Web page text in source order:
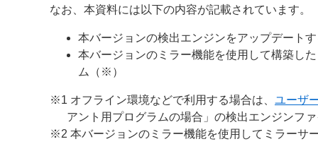
なお、本資料には以下の内容が記載されています。
本バージョンの検出エンジンをアップデート
本バージョンのミラー機能を使用して構築し
ム（※）
※1 オフライン環境などで利用する場合は、 ユーザ
アント用プログラムの場合」の検出エンジンフ
※2 本バージョンのミラー機能を使用してミラーサ